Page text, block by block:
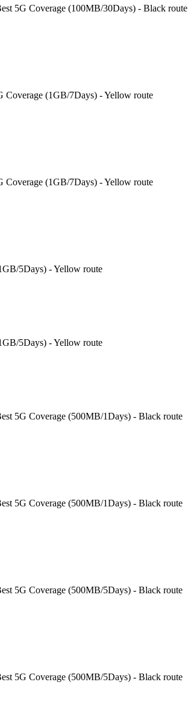
5G Coverage (100MB/30Days) - Black route
Coverage (1GB/7Days) - Yellow route
Coverage (1GB/7Days) - Yellow route
5Days) - Yellow route
5Days) - Yellow route
5G Coverage (500MB/1Days) - Black route
5G Coverage (500MB/1Days) - Black route
5G Coverage (500MB/5Days) - Black route
5G Coverage (500MB/5Days) - Black route